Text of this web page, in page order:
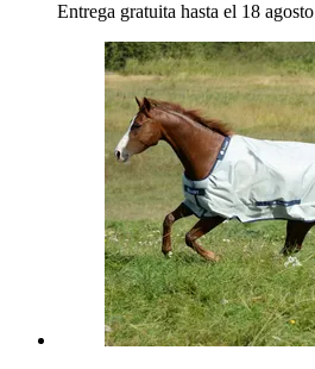
Entrega gratuita hasta el 18 agosto